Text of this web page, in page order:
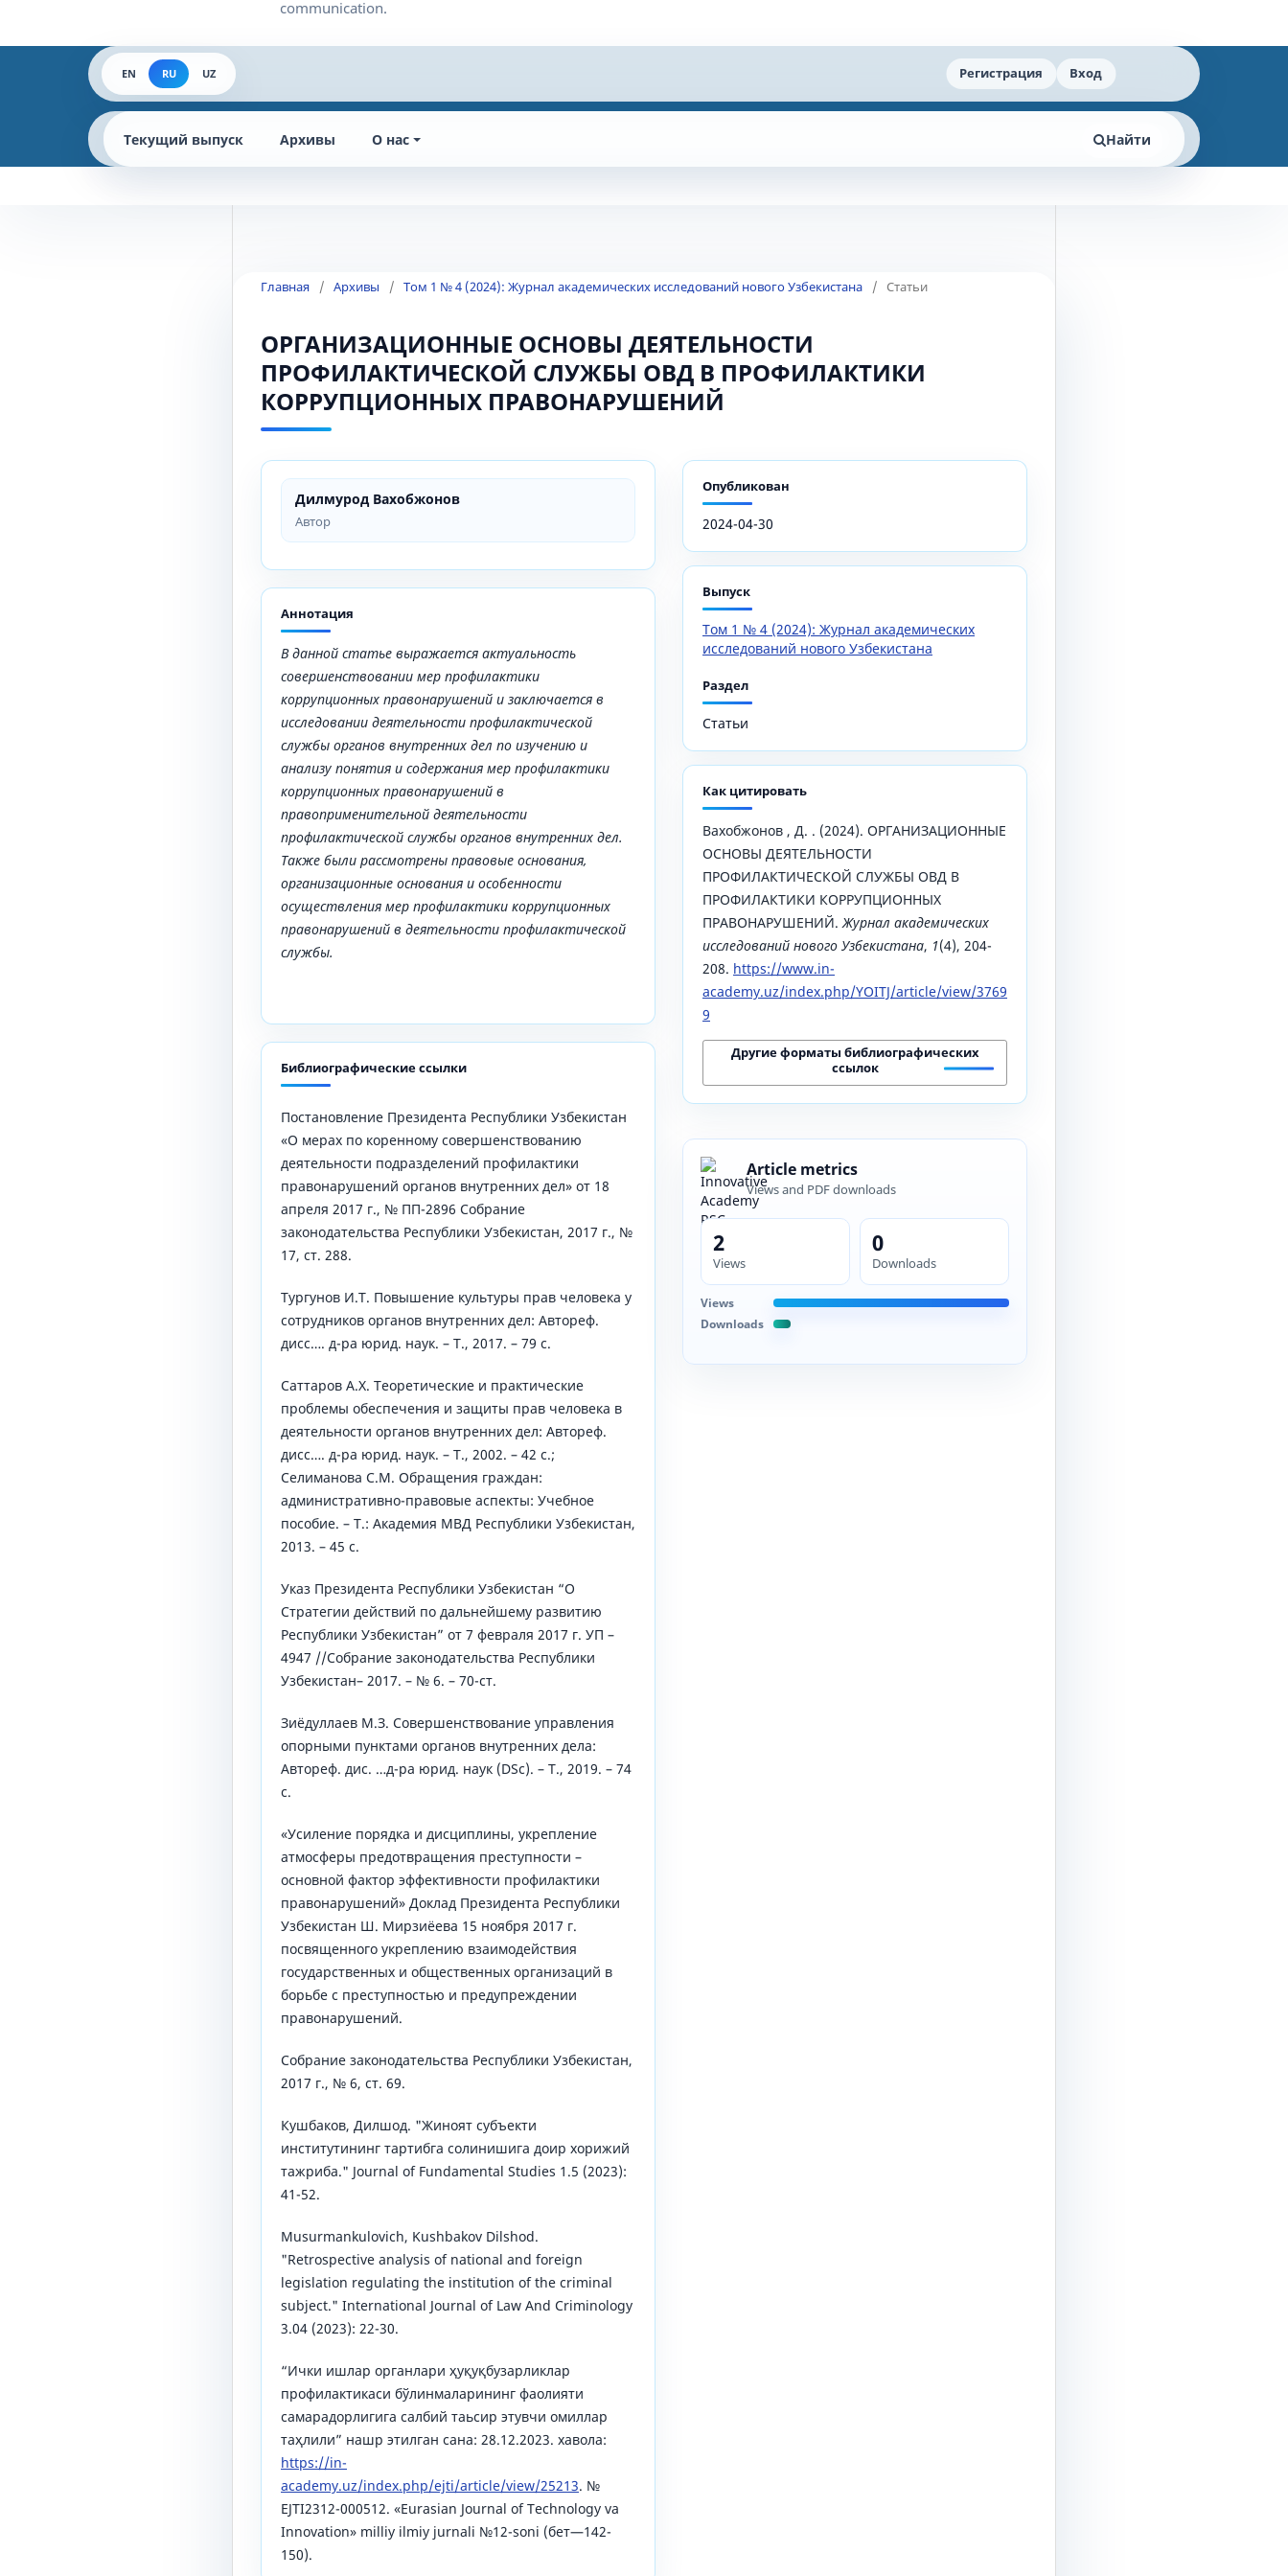
EN RU UZ Регистрация Вход
Текущий выпуск Архивы О нас Найти
Главная / Архивы / Том 1 № 4 (2024): Журнал академических исследований нового Узбекистана / Статьи
ОРГАНИЗАЦИОННЫЕ ОСНОВЫ ДЕЯТЕЛЬНОСТИ
ПРОФИЛАКТИЧЕСКОЙ СЛУЖБЫ ОВД В ПРОФИЛАКТИКИ
КОРРУПЦИОННЫХ ПРАВОНАРУШЕНИЙ
Дилмурод Вахобжонов
Автор
Аннотация
В данной статье выражается актуальность
совершенствовании мер профилактики
коррупционных правонарушений и заключается в
исследовании деятельности профилактической
службы органов внутренних дел по изучению и
анализу понятия и содержания мер профилактики
коррупционных правонарушений в
правоприменительной деятельности
профилактической службы органов внутренних дел.
Также были рассмотрены правовые основания,
организационные основания и особенности
осуществления мер профилактики коррупционных
правонарушений в деятельности профилактической
службы.
Библиографические ссылки
Постановление Президента Республики Узбекистан
«О мерах по коренному совершенствованию
деятельности подразделений профилактики
правонарушений органов внутренних дел» от 18
апреля 2017 г., № ПП-2896 Собрание
законодательства Республики Узбекистан, 2017 г., №
17, ст. 288.
Тургунов И.Т. Повышение культуры прав человека у
сотрудников органов внутренних дел: Автореф.
дисс…. д-ра юрид. наук. – Т., 2017. – 79 с.
Саттаров А.Х. Теоретические и практические
проблемы обеспечения и защиты прав человека в
деятельности органов внутренних дел: Автореф.
дисс…. д-ра юрид. наук. – Т., 2002. – 42 с.;
Селиманова С.М. Обращения граждан:
административно-правовые аспекты: Учебное
пособие. – Т.: Академия МВД Республики Узбекистан,
2013. – 45 с.
Указ Президента Республики Узбекистан “О
Стратегии действий по дальнейшему развитию
Республики Узбекистан” от 7 февраля 2017 г. УП –
4947 //Собрание законодательства Республики
Узбекистан– 2017. – № 6. – 70-ст.
Зиёдуллаев М.З. Совершенствование управления
опорными пунктами органов внутренних дела:
Автореф. дис. …д-ра юрид. наук (DSc). – Т., 2019. – 74
с.
«Усиление порядка и дисциплины, укрепление
атмосферы предотвращения преступности –
основной фактор эффективности профилактики
правонарушений» Доклад Президента Республики
Узбекистан Ш. Мирзиёева 15 ноября 2017 г.
посвященного укреплению взаимодействия
государственных и общественных организаций в
борьбе с преступностью и предупреждении
правонарушений.
Собрание законодательства Республики Узбекистан,
2017 г., № 6, ст. 69.
Кушбаков, Дилшод. "Жиноят субъекти
институтининг тартибга солинишига доир хорижий
тажриба." Journal of Fundamental Studies 1.5 (2023):
41-52.
Musurmankulovich, Kushbakov Dilshod.
"Retrospective analysis of national and foreign
legislation regulating the institution of the criminal
subject." International Journal of Law And Criminology
3.04 (2023): 22-30.
“Ички ишлар органлари ҳуқуқбузарликлар
профилактикаси бўлинмаларининг фаолияти
самарадорлигига салбий таьсир этувчи омиллар
таҳлили” нашр этилган сана: 28.12.2023. хавола:
https://in-
academy.uz/index.php/ejti/article/view/25213. №
EJTI2312-000512. «Eurasian Journal of Technology va
Innovation» milliy ilmiy jurnali №12-soni (бет—142-
150).
Опубликован
2024-04-30
Выпуск
Том 1 № 4 (2024): Журнал академических
исследований нового Узбекистана
Раздел
Статьи
Как цитировать
Вахобжонов , Д. . (2024). ОРГАНИЗАЦИОННЫЕ
ОСНОВЫ ДЕЯТЕЛЬНОСТИ
ПРОФИЛАКТИЧЕСКОЙ СЛУЖБЫ ОВД В
ПРОФИЛАКТИКИ КОРРУПЦИОННЫХ
ПРАВОНАРУШЕНИЙ.Журнал академических
исследований нового Узбекистана, 1(4), 204-
208. https://www.in-
academy.uz/index.php/YOITJ/article/view/3769
9
Другие форматы библиографических
ссылок
Article metrics
Views and PDF downloads
2
Views
0
Downloads
Views
Downloads